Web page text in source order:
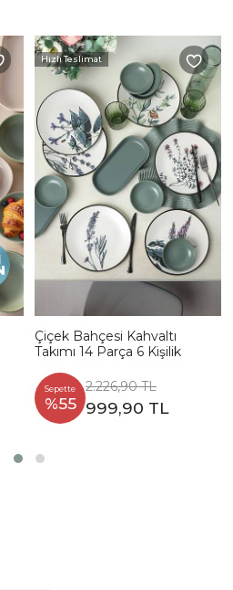
Hızlı Teslimat
Çiçek Bahçesi Kahvaltı
Takımı 14 Parça 6 Kişilik
Sepette
%55
2.226,90 TL
999,90 TL